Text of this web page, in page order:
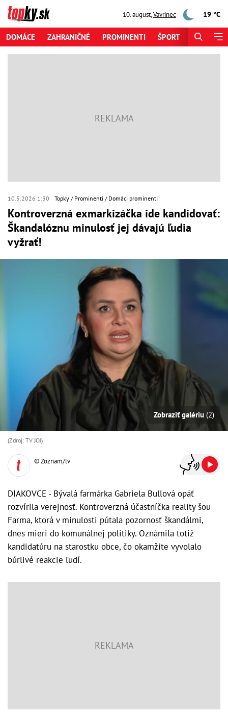
10. august,Vavrinec 19 °C
DOMÁCE ZAHRANIČNÉ PROMINENTI ŠPORT
10.5.2026 1:30 Topky Prominenti Domáci prominenti
Kontroverzná exmarkizáčka ide kandidovať:
Škandalóznu minulosť jej dávajú ľudia
vyžrať!
Zobraziť galériu (2)
(Zdroj: TV JOJ)
© Zoznam/lv
DIAKOVCE - Bývalá farmárka Gabriela Bullová opäť
rozvírila verejnosť. Kontroverzná účastníčka reality šou
Farma, ktorá v minulosti pútala pozornosť škandálmi,
dnes mieri do komunálnej politiky. Oznámila totiž
kandidatúru na starostku obce, čo okamžite vyvolalo
búrlivé reakcie ľudí.